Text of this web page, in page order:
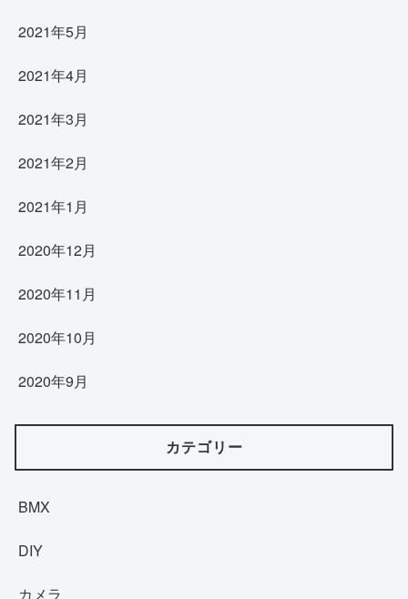
2021年5月
2021年4月
2021年3月
2021年2月
2021年1月
2020年12月
2020年11月
2020年10月
2020年9月
カテゴリー
BMX
DIY
カメラ